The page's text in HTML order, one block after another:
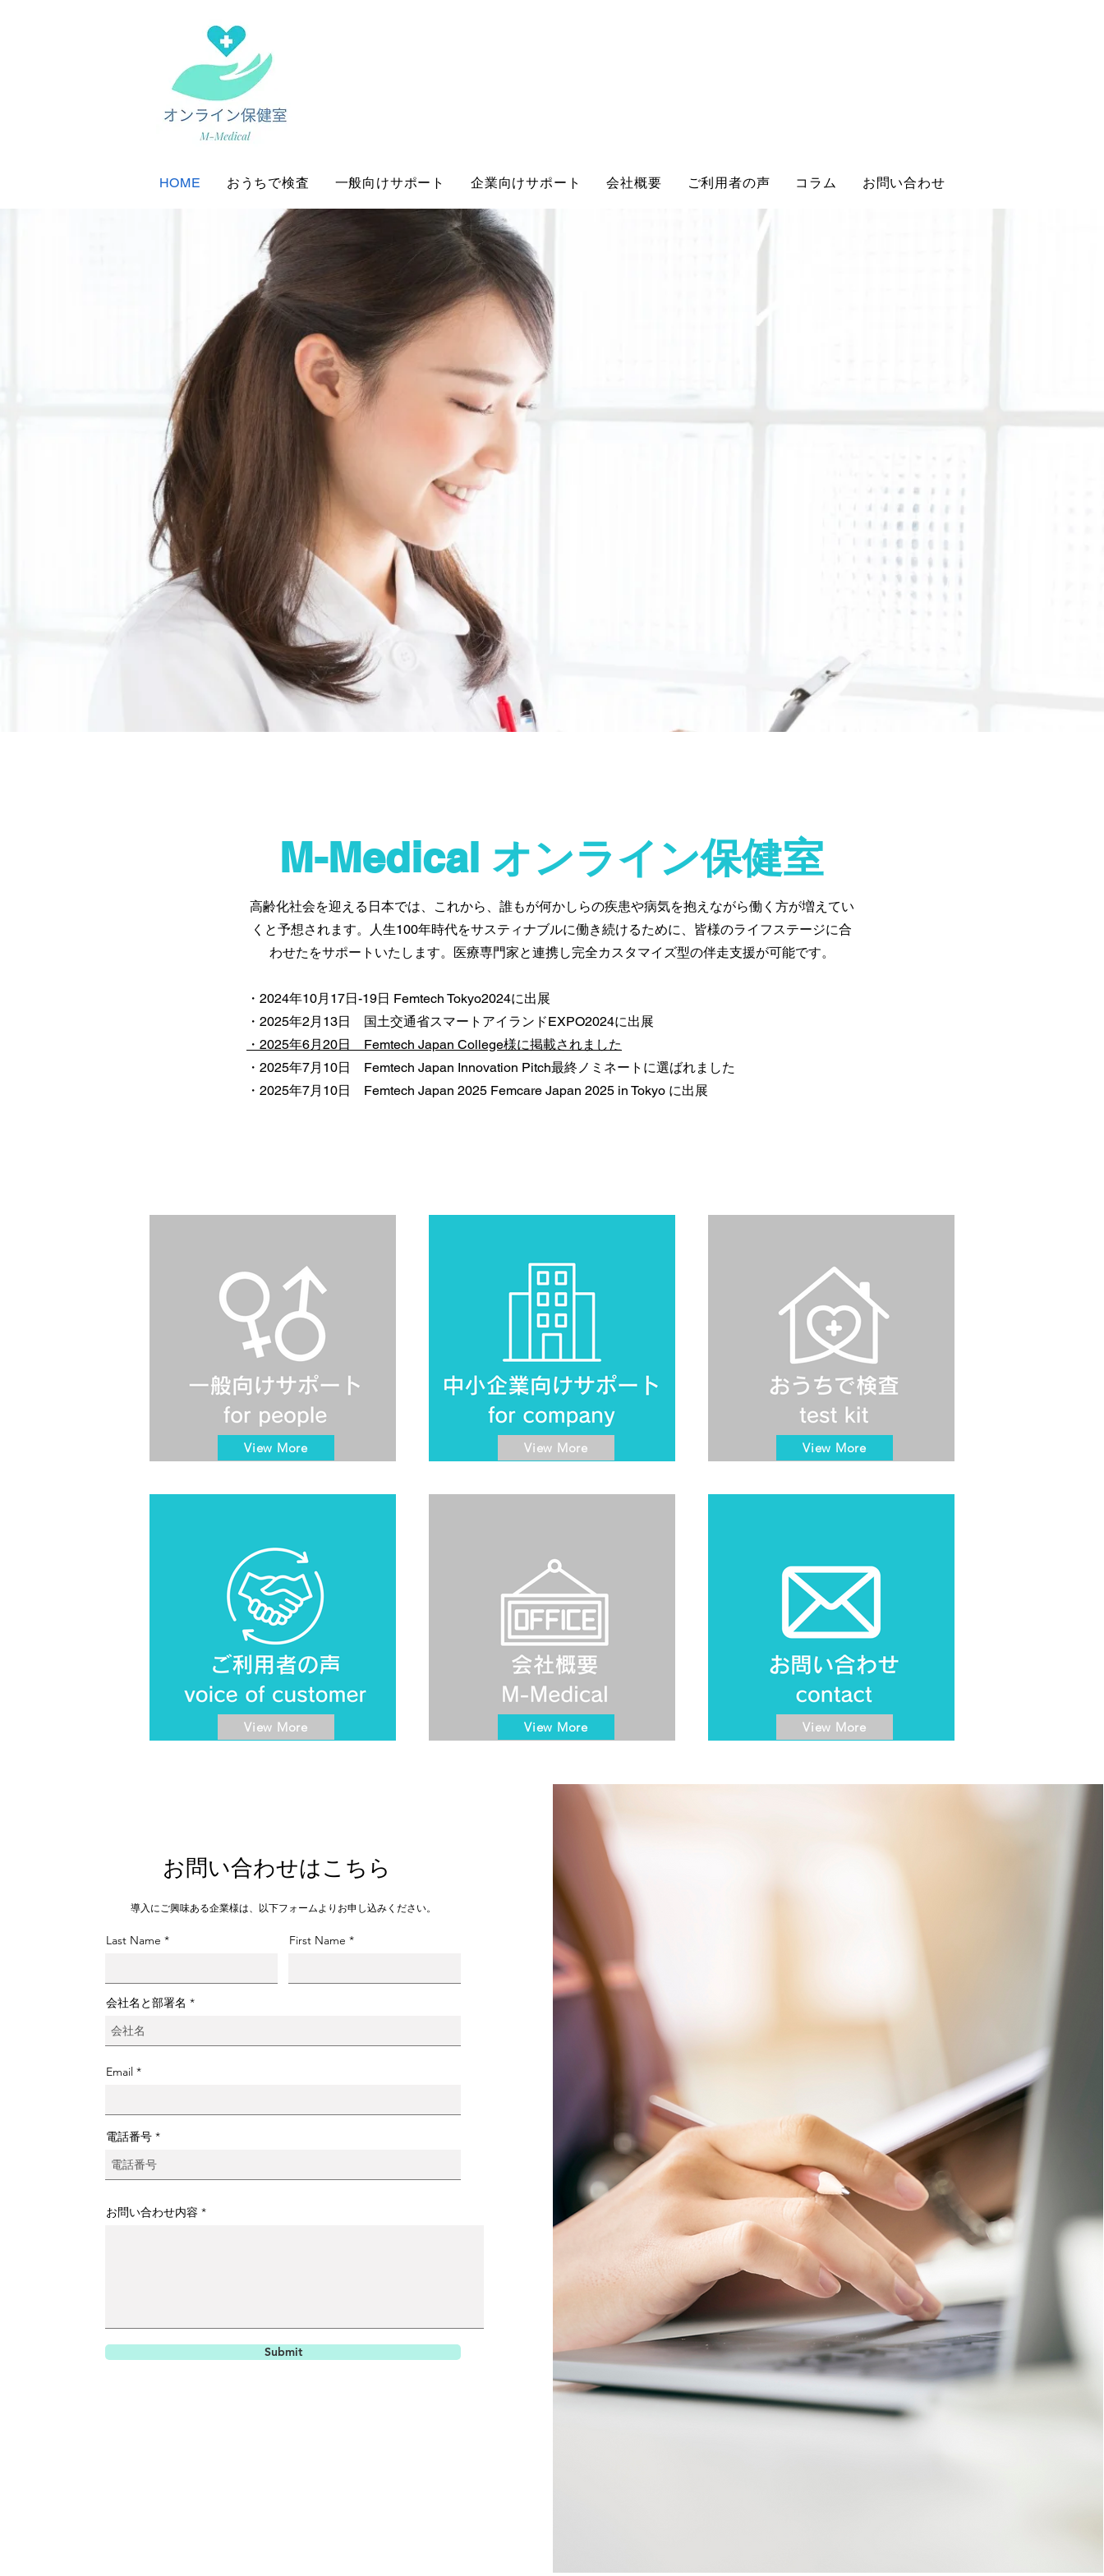
HOME おうちで検査 一般向けサポート 企業向けサポート 会社概要 ご利用者の声 コラム お問い合わせ
​M-Medical オンライン保健室
高齢化社会を迎える日本では、これから、誰もが何かしらの疾患や病気を抱えながら働く方が増えてい
くと予想されます。人生100年時代をサスティナブルに働き続けるために、皆様のライフステージに合
わせたをサポートいたします。医療専門家と連携し完全カスタマイズ型の伴走支援が可能です。
・2024年10月17日​-19日 Femtech Tokyo2024に出展
​・2025年2月13日 国土交通省スマートアイランドEXPO2024に出展
・2025年6月20日 Femtech Japan College様に掲載されました
​・2025年7月10日 Femtech Japan Innovation Pitch最終ノミネートに選ばれました
・2025年7月10日 Femtech Japan 2025 Femcare Japan 2025 in Tokyo に出展
View More View More
View More
View More
View More
View More
​お問い合わせはこちら
​導入にご興味ある企業様は、以下フォームよりお申し込みください。
Last Name First Name
会社名と部署名
Email
電話番号
お問い合わせ内容
Submit